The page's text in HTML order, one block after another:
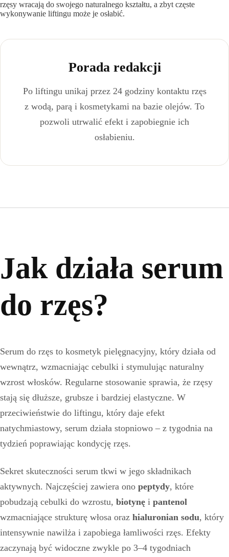
rzęsy wracają do swojego naturalnego kształtu, a zbyt częste
wykonywanie liftingu może je osłabić.
Porada redakcji
Po liftingu unikaj przez 24 godziny kontaktu rzęs
z wodą, parą i kosmetykami na bazie olejów. To
pozwoli utrwalić efekt i zapobiegnie ich
osłabieniu.
Jak działa serum
do rzęs?
Serum do rzęs to kosmetyk pielęgnacyjny, który działa od
wewnątrz, wzmacniając cebulki i stymulując naturalny
wzrost włosków. Regularne stosowanie sprawia, że rzęsy
stają się dłuższe, grubsze i bardziej elastyczne. W
przeciwieństwie do liftingu, który daje efekt
natychmiastowy, serum działa stopniowo – z tygodnia na
tydzień poprawiając kondycję rzęs.
Sekret skuteczności serum tkwi w jego składnikach
aktywnych. Najczęściej zawiera ono peptydy, które
pobudzają cebulki do wzrostu, biotynę i pantenol
wzmacniające strukturę włosa oraz hialuronian sodu, który
intensywnie nawilża i zapobiega łamliwości rzęs. Efekty
zaczynają być widoczne zwykle po 3–4 tygodniach